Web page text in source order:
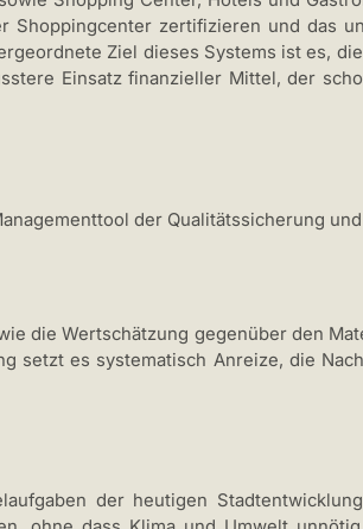
Shoppingcenter zertifizieren und das
Ziel dieses Systems ist es,
Einsatz finanzieller Mittel, der
der Qualitätssicherung
die Wertschätzung gegenüber den
setzt es systematisch Anreize, die
der heutigen